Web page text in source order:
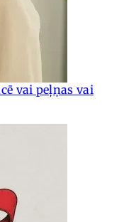
vai peļņas vai